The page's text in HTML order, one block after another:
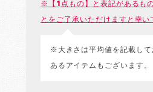
※【1点もの】と表記があるも
とをご了承いただけますと幸い
※大きさは平均値を記載し
あるアイテムもございます。